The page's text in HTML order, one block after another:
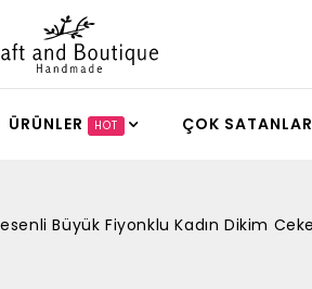
ÜRÜNLER HOT ÇOK SATANLAR
Büyük Fiyonklu Kadın Dikim